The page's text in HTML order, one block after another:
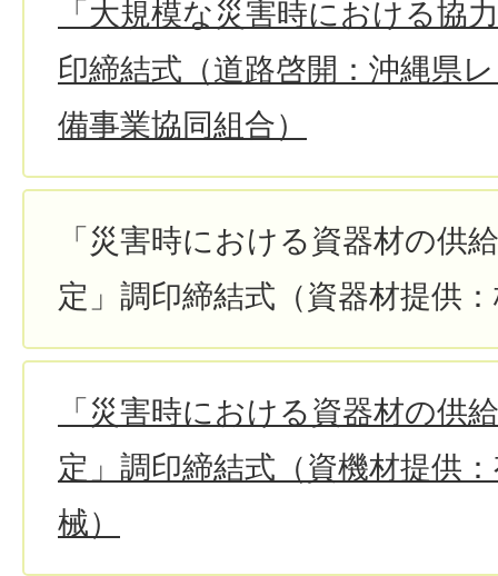
「大規模な災害時における協
印締結式（道路啓開：沖縄県
備事業協同組合）
「災害時における資器材の供
定」調印締結式（資器材提供
「災害時における資器材の供
定」調印締結式（資機材提供
械）